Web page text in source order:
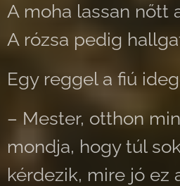
A moha lassan nőtt
A rózsa pedig
Egy reggel a fiú
– Mester, otthon
mondja, hogy túl
kérdezik, mire jó ez